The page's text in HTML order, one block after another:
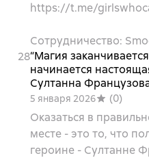
https://t.me/
Сотрудничество:
28“Магия
начинается
Султанна
5 января 2026 (0)
Оказаться в
месте - это то, что
героине - Султанне